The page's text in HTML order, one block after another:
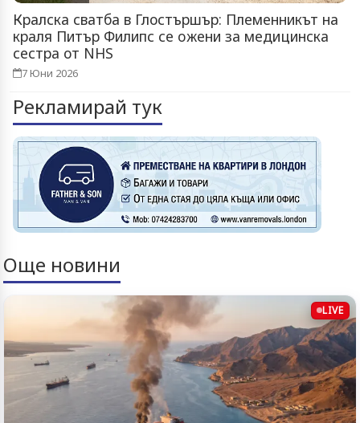
Кралска сватба в Глостършър: Племенникът на
краля Питър Филипс се oжени за медицинска
сестра от NHS
7 Юни 2026
Рекламирай тук
Още новини
LIVE